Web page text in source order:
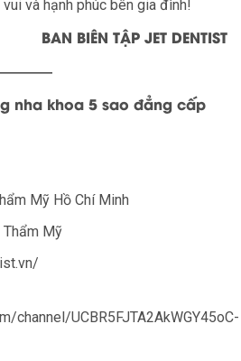
và hạnh phúc bên gia đình!
BAN BIÊN TẬP JET DENTIST
nha khoa 5 sao đẳng cấp
Mỹ Hồ Chí Minh
Mỹ
channel/UCBR5FJTA2AkWGY45oC-